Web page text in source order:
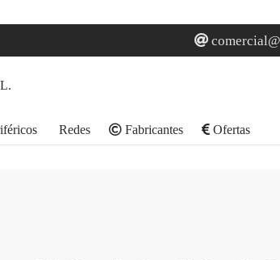
Redes Fabricantes Ofertas
Carrito0
No hay productos en el